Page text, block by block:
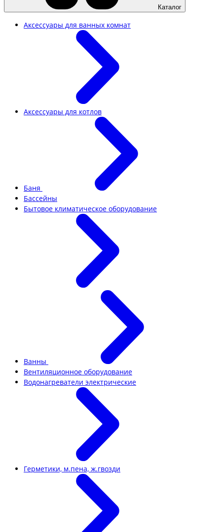
Каталог
Аксессуары для ванных комнат
Аксессуары для котлов
Баня
Бассейны
Бытовое климатическое оборудование
Ванны
Вентиляционное оборудование
Водонагреватели электрические
Герметики, м.пена, ж.гвозди